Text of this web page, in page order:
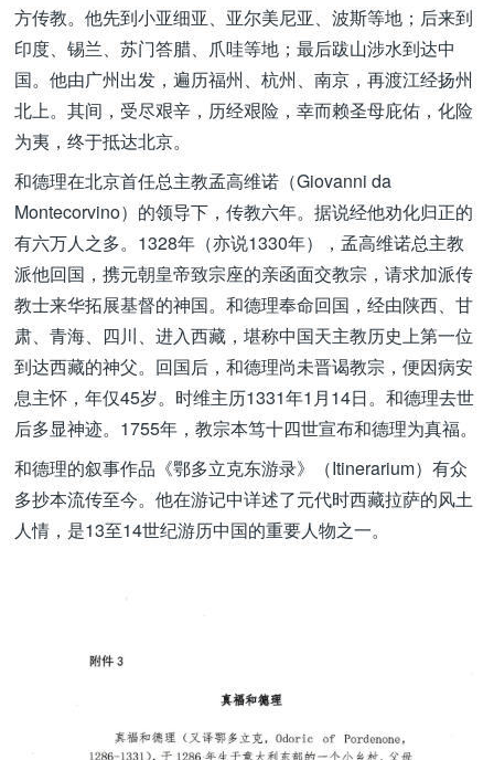
方传教。他先到小亚细亚、亚尔美尼亚、波斯等地；后来到
印度、锡兰、苏门答腊、爪哇等地；最后跋山涉水到达中
国。他由广州出发，遍历福州、杭州、南京，再渡江经扬州
北上。其间，受尽艰辛，历经艰险，幸而赖圣母庇佑，化险
为夷，终于抵达北京。
和德理在北京首任总主教孟高维诺（Giovanni da
Montecorvino）的领导下，传教六年。据说经他劝化归正的
有六万人之多。1328年（亦说1330年），孟高维诺总主教
派他回国，携元朝皇帝致宗座的亲函面交教宗，请求加派传
教士来华拓展基督的神国。和德理奉命回国，经由陕西、甘
肃、青海、四川、进入西藏，堪称中国天主教历史上第一位
到达西藏的神父。回国后，和德理尚未晋谒教宗，便因病安
息主怀，年仅45岁。时维主历1331年1月14日。和德理去世
后多显神迹。1755年，教宗本笃十四世宣布和德理为真福。
和德理的叙事作品《鄂多立克东游录》（Itinerarium）有众
多抄本流传至今。他在游记中详述了元代时西藏拉萨的风土
人情，是13至14世纪游历中国的重要人物之一。